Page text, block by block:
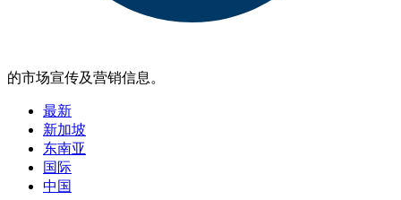
的市场宣传及营销信息。
最新
新加坡
东南亚
国际
中国